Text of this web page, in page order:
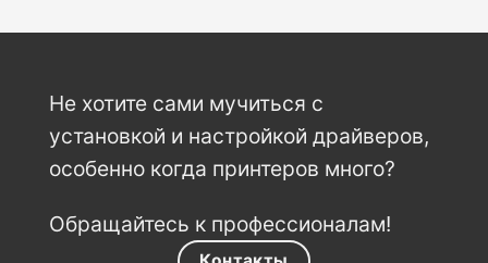
Не хотите сами мучиться с
установкой и настройкой драйверов,
особенно когда принтеров много?
Обращайтесь к профессионалам!